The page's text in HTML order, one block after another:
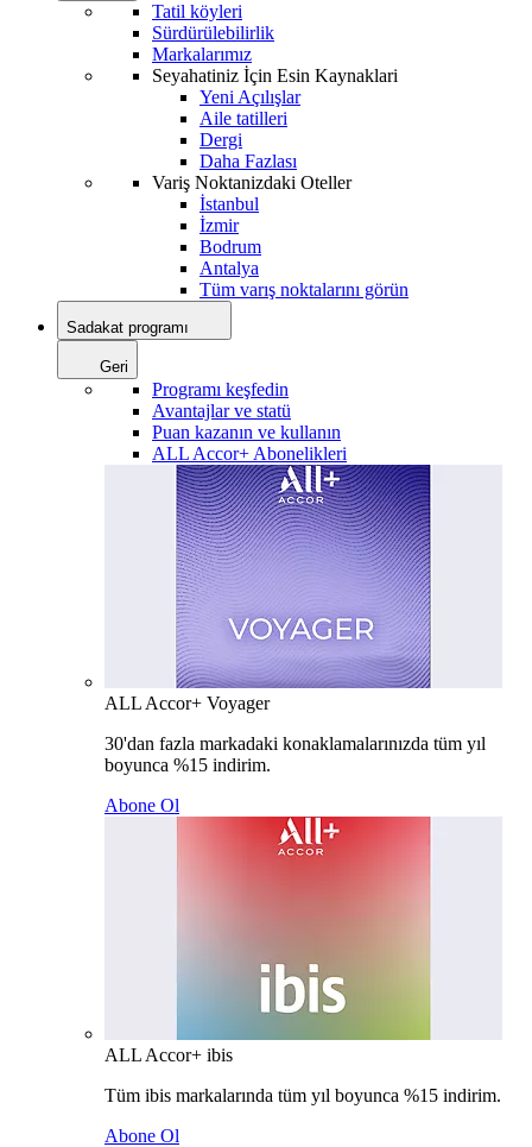
Tatil köyleri
Sürdürülebilirlik
Markalarımız
Seyahatiniz İçin Esin Kaynaklari
Yeni Açılışlar
Aile tatilleri
Dergi
Daha Fazlası
Variş Noktanizdaki Oteller
İstanbul
İzmir
Bodrum
Antalya
Tüm varış noktalarını görün
Sadakat programı
Geri
Programı keşfedin
Avantajlar ve statü
Puan kazanın ve kullanın
ALL Accor+ Abonelikleri
ALL Accor+ Voyager
30'dan fazla markadaki konaklamalarınızda tüm yıl
boyunca %15 indirim.
Abone Ol
ALL Accor+ ibis
Tüm ibis markalarında tüm yıl boyunca %15 indirim.
Abone Ol